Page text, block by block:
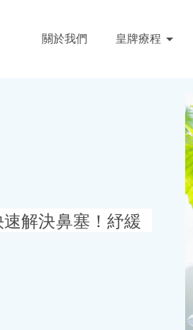
關於我們 皇牌療程
解決鼻塞！紓緩